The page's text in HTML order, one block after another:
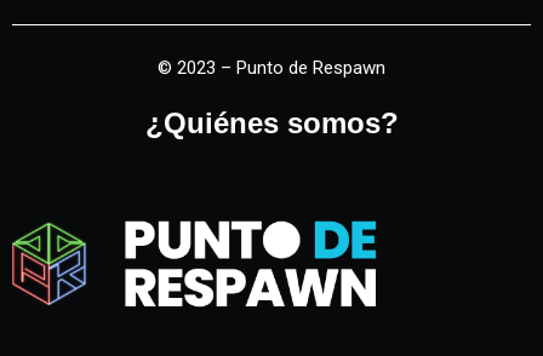
© 2023 – Punto de Respawn
¿Quiénes somos?